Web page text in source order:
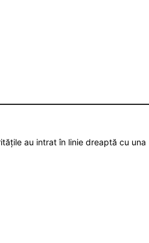
au intrat în linie dreaptă cu una